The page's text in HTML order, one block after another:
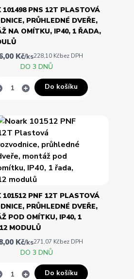
101498 PNS 12T PLASTOVÁ
PRŮHLEDNÉ DVEŘE,
NA OMÍTKU, IP40, 1 ŘADA,
Kč/ks228,10 Kčbez DPH
DO 3 DNŮ
Do košíku
101512 PNF 12T PLASTOVÁ
PRŮHLEDNÉ DVEŘE,
POD OMÍTKU, IP40, 1
MODULŮ
Kč/ks271,07 Kčbez DPH
DO 3 DNŮ
Do košíku